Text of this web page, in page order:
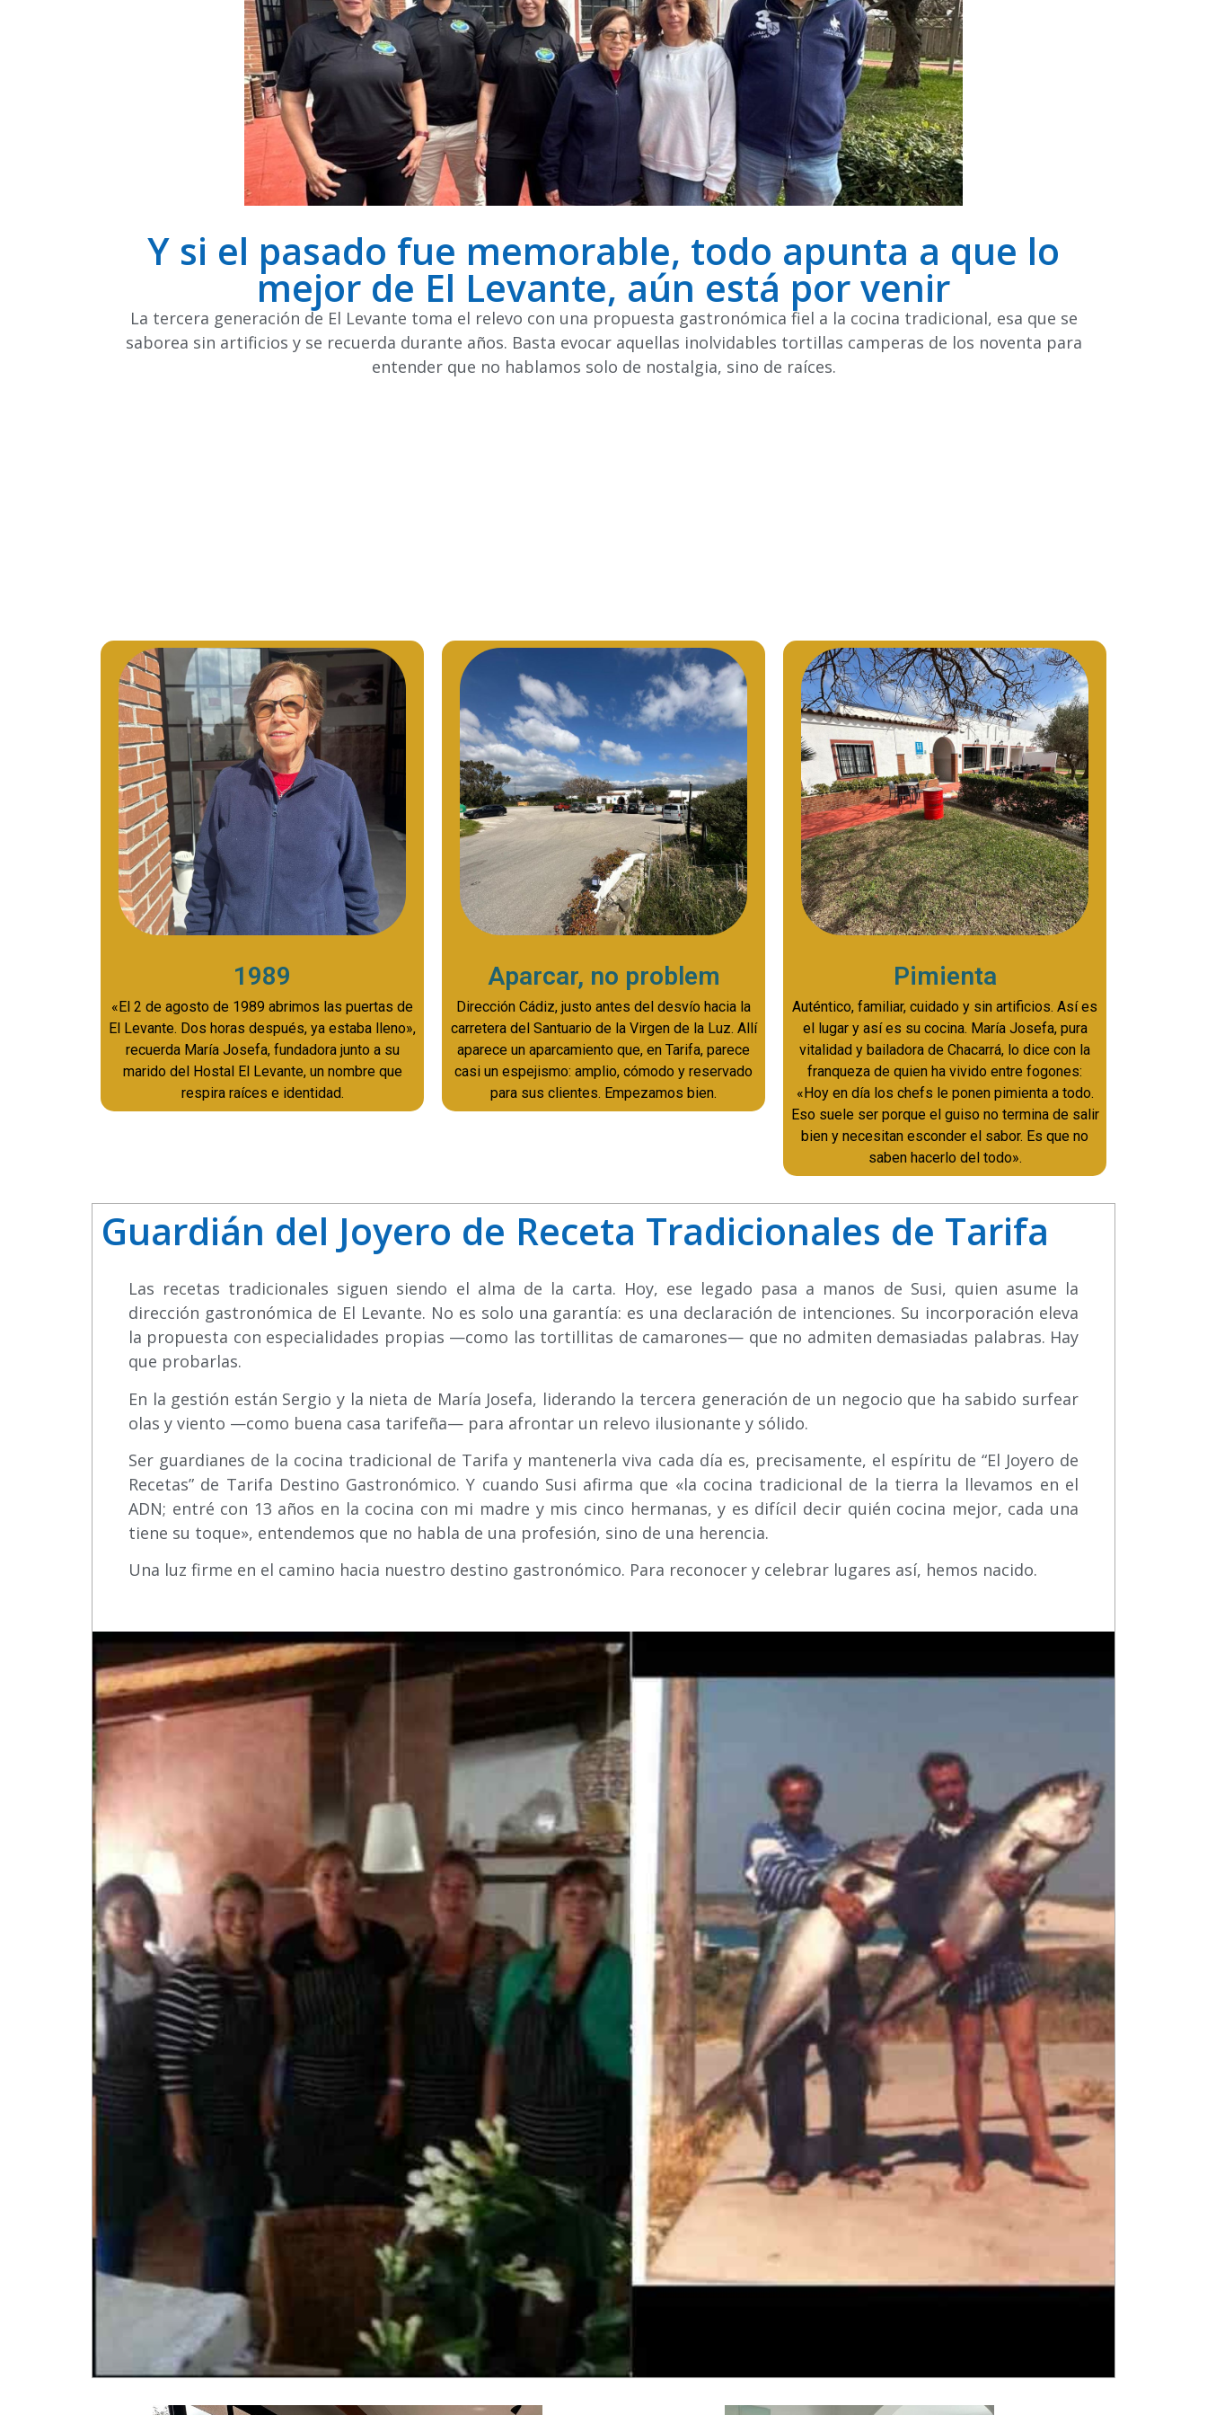
Y si el pasado fue memorable, todo apunta a que lo
mejor de El Levante, aún está por venir
La tercera generación de El Levante toma el relevo con una propuesta gastronómica fiel a la cocina tradicional, esa que se
saborea sin artificios y se recuerda durante años. Basta evocar aquellas inolvidables tortillas camperas de los noventa para
entender que no hablamos solo de nostalgia, sino de raíces.
1989
«El 2 de agosto de 1989 abrimos las puertas de
El Levante. Dos horas después, ya estaba lleno»,
recuerda María Josefa, fundadora junto a su
marido del Hostal El Levante, un nombre que
respira raíces e identidad.
Aparcar, no problem
Dirección Cádiz, justo antes del desvío hacia la
carretera del Santuario de la Virgen de la Luz. Allí
aparece un aparcamiento que, en Tarifa, parece
casi un espejismo: amplio, cómodo y reservado
para sus clientes. Empezamos bien.
Pimienta
Auténtico, familiar, cuidado y sin artificios. Así es
el lugar y así es su cocina. María Josefa, pura
vitalidad y bailadora de Chacarrá, lo dice con la
franqueza de quien ha vivido entre fogones:
«Hoy en día los chefs le ponen pimienta a todo.
Eso suele ser porque el guiso no termina de salir
bien y necesitan esconder el sabor. Es que no
saben hacerlo del todo».
Guardián del Joyero de Receta Tradicionales de Tarifa
Las recetas tradicionales siguen siendo el alma de la carta. Hoy, ese legado pasa a manos de Susi, quien asume la
dirección gastronómica de El Levante. No es solo una garantía: es una declaración de intenciones. Su incorporación eleva
la propuesta con especialidades propias —como las tortillitas de camarones— que no admiten demasiadas palabras. Hay
que probarlas.
En la gestión están Sergio y la nieta de María Josefa, liderando la tercera generación de un negocio que ha sabido surfear
olas y viento —como buena casa tarifeña— para afrontar un relevo ilusionante y sólido.
Ser guardianes de la cocina tradicional de Tarifa y mantenerla viva cada día es, precisamente, el espíritu de “El Joyero de
Recetas” de Tarifa Destino Gastronómico. Y cuando Susi afirma que «la cocina tradicional de la tierra la llevamos en el
ADN; entré con 13 años en la cocina con mi madre y mis cinco hermanas, y es difícil decir quién cocina mejor, cada una
tiene su toque», entendemos que no habla de una profesión, sino de una herencia.
Una luz firme en el camino hacia nuestro destino gastronómico. Para reconocer y celebrar lugares así, hemos nacido.